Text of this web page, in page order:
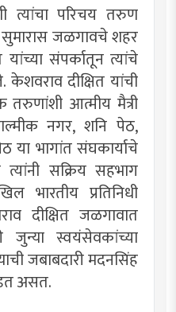
त्यांचा परिचय तरुण
सुमारास जळगावचे शहर
यांच्या संपर्कातून त्यांचे
दीक्षित यांची
आत्मीय मैत्री
नगर, शनि पेठ,
या भागांत संघकार्याचे
सक्रिय सहभाग
भारतीय प्रतिनिधी
दीक्षित जळगावात
स्वयंसेवकांच्या
जबाबदारी मदनसिंह
असत.